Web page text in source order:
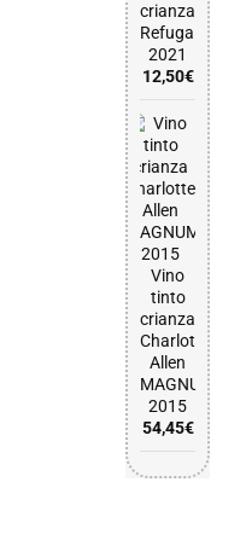
crianza
Refugallo
2021
12,50€
Vino
tinto
crianza
Charlotte
Allen
MAGNUM
2015
54,45€